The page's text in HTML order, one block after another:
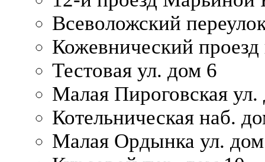
Всеволожский
Кожевнический проезд
Тестовая ул. дом 6
Малая Пироговская
Котельническая наб.
Малая Ордынка ул.